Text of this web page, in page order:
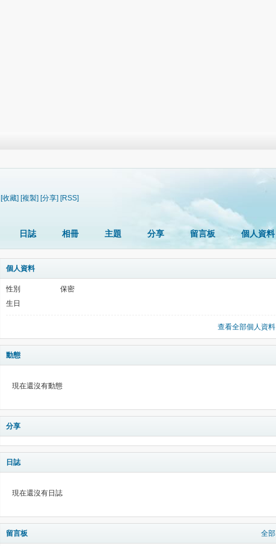
[收藏] [複製] [分享] [RSS]
日誌 相冊 主題 分享 留言板 個人資料
個人資料
性別
保密
生日
查看全部個人資料
動態
現在還沒有動態
分享
日誌
現在還沒有日誌
留言板 全部